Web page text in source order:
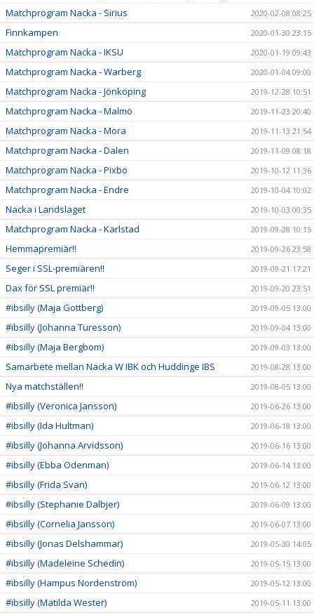
Matchprogram Nacka - Sirius 2020-02-08 08:25
Finnkampen 2020-01-30 23:15
Matchprogram Nacka - IKSU 2020-01-19 09:43
Matchprogram Nacka - Warberg 2020-01-04 09:00
Matchprogram Nacka - Jönköping 2019-12-28 10:51
Matchprogram Nacka - Malmö 2019-11-23 20:40
Matchprogram Nacka - Mora 2019-11-13 21:54
Matchprogram Nacka - Dalen 2019-11-09 08:18
Matchprogram Nacka - Pixbo 2019-10-12 11:36
Matchprogram Nacka - Endre 2019-10-04 10:02
Nacka i Landslaget 2019-10-03 00:35
Matchprogram Nacka - Karlstad 2019-09-28 10:15
Hemmapremiär!! 2019-09-26 23:58
Seger i SSL-premiären!! 2019-09-21 17:21
Dax för SSL premiär!! 2019-09-20 23:51
#ibsilly (Maja Gottberg) 2019-09-05 13:00
#ibsilly (Johanna Turesson) 2019-09-04 13:00
#ibsilly (Maja Bergbom) 2019-09-03 13:00
Samarbete mellan Nacka W IBK och Huddinge IBS 2019-08-28 13:00
Nya matchställen!! 2019-08-05 13:00
#ibsilly (Veronica Jansson) 2019-06-26 13:00
#ibsilly (Ida Hultman) 2019-06-18 13:00
#ibsilly (Johanna Arvidsson) 2019-06-16 13:00
#ibsilly (Ebba Odenman) 2019-06-14 13:00
#ibsilly (Frida Svan) 2019-06-12 13:00
#ibsilly (Stephanie Dalbjer) 2019-06-09 13:00
#ibsilly (Cornelia Jansson) 2019-06-07 13:00
#ibsilly (Jonas Delshammar) 2019-05-30 14:05
#ibsilly (Madeleine Schedin) 2019-05-15 13:00
#ibsilly (Hampus Nordenström) 2019-05-12 13:00
#ibsilly (Matilda Wester) 2019-05-11 13:00